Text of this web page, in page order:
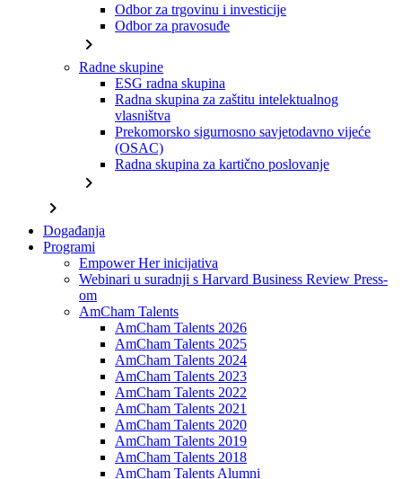
Odbor za trgovinu i investicije
Odbor za pravosuđe
chevron_right
Radne skupine
ESG radna skupina
Radna skupina za zaštitu intelektualnog
vlasništva
Prekomorsko sigurnosno savjetodavno vijeće
(OSAC)
Radna skupina za kartično poslovanje
chevron_right
chevron_right
Događanja
Programi
Empower Her inicijativa
Webinari u suradnji s Harvard Business Review Press-
om
AmCham Talents
AmCham Talents 2026
AmCham Talents 2025
AmCham Talents 2024
AmCham Talents 2023
AmCham Talents 2022
AmCham Talents 2021
AmCham Talents 2020
AmCham Talents 2019
AmCham Talents 2018
AmCham Talents Alumni